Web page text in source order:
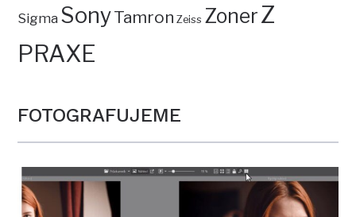
Sigma SonyTamron Zeiss ZonerZ
PRAXE
FOTOGRAFUJEME